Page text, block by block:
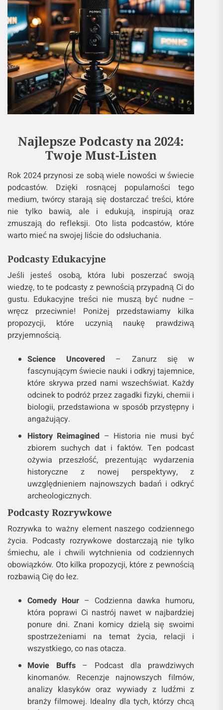
Najlepsze Podcasty na 2024:
Twoje Must-Listen
Rok 2024 przynosi ze sobą wiele nowości w świecie
podcastów. Dzięki rosnącej popularności tego
medium, twórcy starają się dostarczać treści, które
nie tylko bawią, ale i edukują, inspirują oraz
zmuszają do refleksji. Oto lista podcastów, które
warto mieć na swojej liście do odsłuchania.
Podcasty Edukacyjne
Jeśli jesteś osobą, która lubi poszerzać swoją
wiedzę, to te podcasty z pewnością przypadną Ci do
gustu. Edukacyjne treści nie muszą być nudne –
wręcz przeciwnie! Poniżej przedstawiamy kilka
propozycji, które uczynią naukę prawdziwą
przyjemnością.
Science Uncovered – Zanurz się w
fascynującym świecie nauki i odkryj tajemnice,
które skrywa przed nami wszechświat. Każdy
odcinek to podróż przez zagadki fizyki, chemii i
biologii, przedstawiona w sposób przystępny i
angażujący.
History Reimagined – Historia nie musi być
zbiorem suchych dat i faktów. Ten podcast
ożywia przeszłość, prezentując wydarzenia
historyczne z nowej perspektywy, z
uwzględnieniem najnowszych badań i odkryć
archeologicznych.
Podcasty Rozrywkowe
Rozrywka to ważny element naszego codziennego
życia. Podcasty rozrywkowe dostarczają nie tylko
śmiechu, ale i chwili wytchnienia od codziennych
obowiązków. Oto kilka propozycji, które z pewnością
rozbawią Cię do łez.
Comedy Hour– Codzienna dawka humoru,
która poprawi Ci nastrój nawet w najbardziej
ponure dni. Znani komicy dzielą się swoimi
spostrzeżeniami na temat życia, relacji i
wszystkiego, co nas otacza.
Movie Buffs– Podcast dla prawdziwych
kinomanów. Recenzje najnowszych filmów,
analizy klasyków oraz wywiady z ludźmi z
branży filmowej. Idealny dla tych, którzy chcą